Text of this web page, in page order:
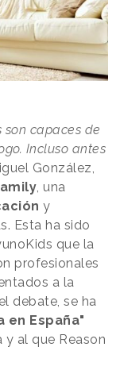
son capaces de
Incluso antes
González,
, una
y
Esta ha sido
que la
profesionales
a la
debate, se ha
en España"
y al que Reason